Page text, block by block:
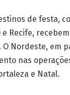
de festa,
e Recife,
O Nordeste, em
nas
e Natal.